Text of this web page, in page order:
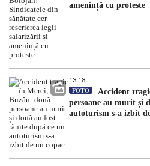
amenință cu proteste
13:18
FOTO
Accident
persoane au murit și
autoturism s-a izbit